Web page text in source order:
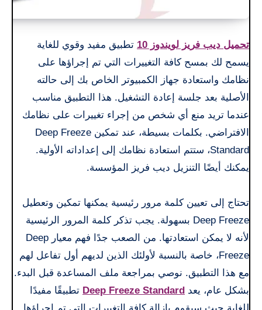
تحميل ديب فريز لويندوز 10
تطبيق مفيد وقوي للغاية
يسمح لك بمسح كافة التغييرات التي تم إجراؤها على
نظامك واستعادة جهاز الكمبيوتر الخاص بك إلى حالته
الأصلية بعد جلسة إعادة التشغيل. هذا التطبيق مناسب
عندما تريد منع أي شخص من إجراء تغييرات على نظامك
الافتراضي. بكلمات بسيطة، عند تمكين Deep Freeze
Standard، ستتم استعادة نظامك إلى إعداداته الأولية.
يمكنك أيضًا التنزيل ديب فريز المؤسسة.
تحتاج إلى تعيين كلمة مرور رئيسية يمكنها تمكين وتعطيل
Deep Freeze بسهولة. يجب تذكر كلمة المرور الرئيسية
لأنه لا يمكن استعادتها. من الصعب جدًا فهم معيار Deep
Freeze، خاصة بالنسبة لأولئك الذين لديهم أول تفاعل لهم
مع هذا التطبيق. نوصي بمراجعة ملف المساعدة قبل البدء.
بشكل عام، يعد Deep Freeze Standard تطبيقًا مفيدًا